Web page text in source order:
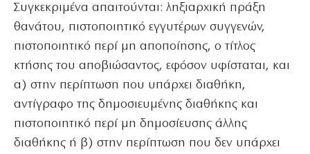
Συγκεκριμένα απαιτούνται: ληξιαρχική πράξη
θανάτου, πιστοποιητικό εγγυτέρων συγγενών,
πιστοποιητικό περί μη αποποίησης, ο τίτλος
κτήσης του αποβιώσαντος, εφόσον υφίσταται, και
α) στην περίπτωση που υπάρχει διαθήκη,
αντίγραφο της δημοσιευμένης διαθήκης και
πιστοποιητικό περί μη δημοσίευσης άλλης
διαθήκης ή β) στην περίπτωση που δεν υπάρχει